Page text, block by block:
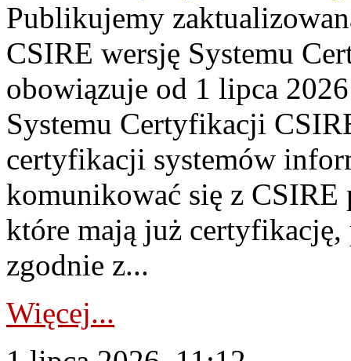
Publikujemy
CSIRE wersję Systemu
obowiązuje od 1 lipca
Systemu Certyfikacji
certyfikacji systemów
komunikować się z
które mają już
zgodnie z...
Więcej...